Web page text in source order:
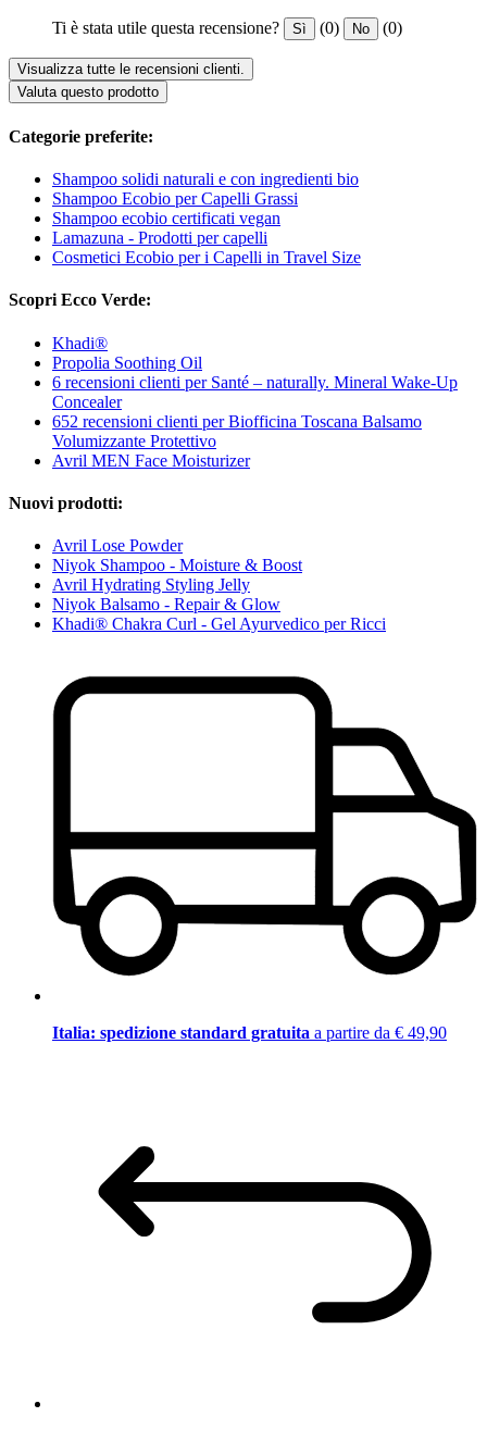
Ti è stata utile questa recensione? Sì (0) No (0)
Visualizza tutte le recensioni clienti.
Valuta questo prodotto
Categorie preferite:
Shampoo solidi naturali e con ingredienti bio
Shampoo Ecobio per Capelli Grassi
Shampoo ecobio certificati vegan
Lamazuna - Prodotti per capelli
Cosmetici Ecobio per i Capelli in Travel Size
Scopri Ecco Verde:
Khadi®
Propolia Soothing Oil
6 recensioni clienti per Santé – naturally. Mineral Wake-Up
Concealer
652 recensioni clienti per Biofficina Toscana Balsamo
Volumizzante Protettivo
Avril MEN Face Moisturizer
Nuovi prodotti:
Avril Lose Powder
Niyok Shampoo - Moisture & Boost
Avril Hydrating Styling Jelly
Niyok Balsamo - Repair & Glow
Khadi® Chakra Curl - Gel Ayurvedico per Ricci
Italia: spedizione standard gratuita a partire da € 49,90